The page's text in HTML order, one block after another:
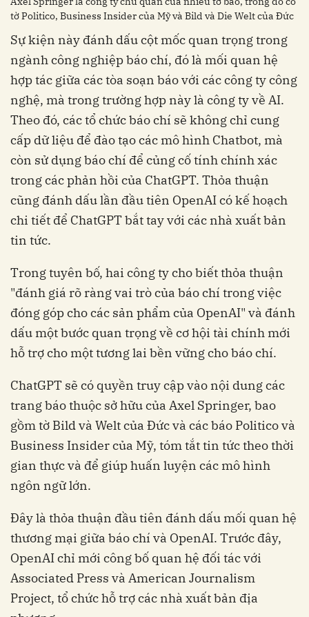
tờ Politico, Business Insider của Mỹ và Bild và Die Welt của Đức
Sự kiện này đánh dấu cột mốc quan trọng trong
ngành công nghiệp báo chí, đó là mối quan hệ
hợp tác giữa các tòa soạn báo với các công ty công
nghệ, mà trong trường hợp này là công ty về AI.
Theo đó, các tổ chức báo chí sẽ không chỉ cung
cấp dữ liệu để đào tạo các mô hình Chatbot, mà
còn sử dụng báo chí để củng cố tính chính xác
trong các phản hồi của ChatGPT. Thỏa thuận
cũng đánh dấu lần đầu tiên OpenAI có kế hoạch
chi tiết để ChatGPT bắt tay với các nhà xuất bản
tin tức.
Trong tuyên bố, hai công ty cho biết thỏa thuận
"đánh giá rõ ràng vai trò của báo chí trong việc
đóng góp cho các sản phẩm của OpenAI" và đánh
dấu một bước quan trọng về cơ hội tài chính mới
hỗ trợ cho một tương lai bền vững cho báo chí.
ChatGPT sẽ có quyền truy cập vào nội dung các
trang báo thuộc sở hữu của Axel Springer, bao
gồm tờ Bild và Welt của Đức và các báo Politico và
Business Insider của Mỹ, tóm tắt tin tức theo thời
gian thực và để giúp huấn luyện các mô hình
ngôn ngữ lớn.
Đây là thỏa thuận đầu tiên đánh dấu mối quan hệ
thương mại giữa báo chí và OpenAI. Trước đây,
OpenAI chỉ mới công bố quan hệ đối tác với
Associated Press và American Journalism
Project, tổ chức hỗ trợ các nhà xuất bản địa